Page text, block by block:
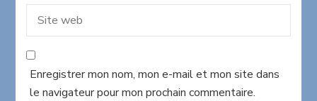
Enregistrer mon nom, mon e-mail et mon site dans
le navigateur pour mon prochain commentaire.